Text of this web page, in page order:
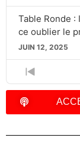
Table Ronde
ce oublier le
JUIN 12, 2025
EPISODE